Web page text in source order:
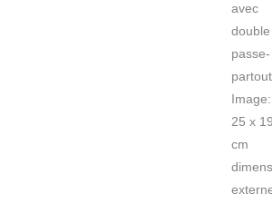
avec
double
passe-
partout
Image:
25 x 19
cm